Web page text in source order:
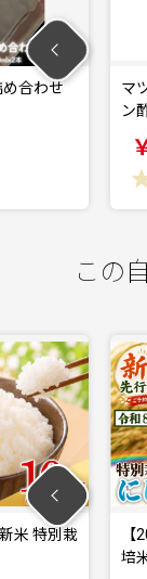
せ
マツキ
ン酢セ
￥
この
米 特別栽
培